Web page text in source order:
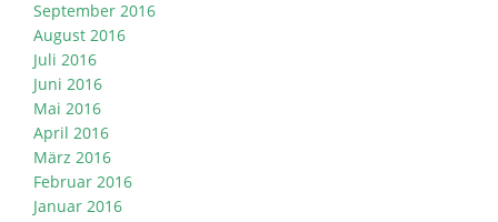
September 2016
August 2016
Juli 2016
Juni 2016
Mai 2016
April 2016
März 2016
Februar 2016
Januar 2016